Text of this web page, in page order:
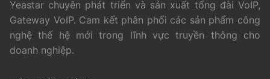
Yeastar chuyên phát triển và sản xuất tổng đài VoIP,
Gateway VoIP. Cam kết phân phối các sản phẩm công
nghệ thế hệ mới trong lĩnh vực truyền thông cho
doanh nghiệp.